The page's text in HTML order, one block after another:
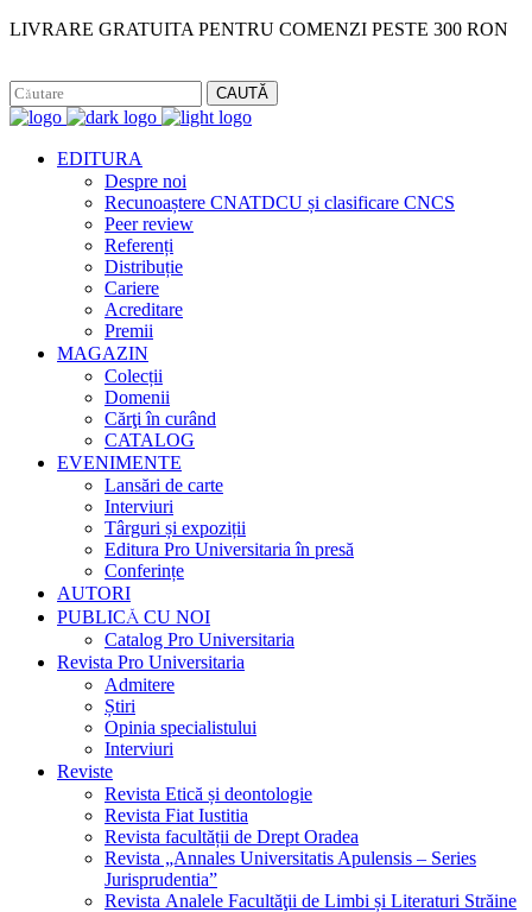
LIVRARE GRATUITA PENTRU COMENZI PESTE 300 RON
CAUTĂ
EDITURA
Despre noi
Recunoaștere CNATDCU și clasificare CNCS
Peer review
Referenți
Distribuție
Cariere
Acreditare
Premii
MAGAZIN
Colecții
Domenii
Cărţi în curând
CATALOG
EVENIMENTE
Lansări de carte
Interviuri
Târguri și expoziții
Editura Pro Universitaria în presă
Conferințe
AUTORI
PUBLICĂ CU NOI
Catalog Pro Universitaria
Revista Pro Universitaria
Admitere
Știri
Opinia specialistului
Interviuri
Reviste
Revista Etică și deontologie
Revista Fiat Iustitia
Revista facultății de Drept Oradea
Revista „Annales Universitatis Apulensis – Series
Jurisprudentia”
Revista Analele Facultăţii de Limbi și Literaturi Străine